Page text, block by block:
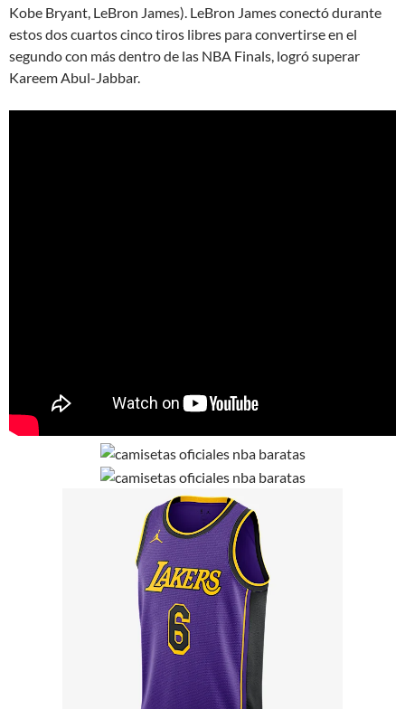
Kobe Bryant, LeBron James). LeBron James conectó durante
estos dos cuartos cinco tiros libres para convertirse en el
segundo con más dentro de las NBA Finals, logró superar
Kareem Abul-Jabbar.